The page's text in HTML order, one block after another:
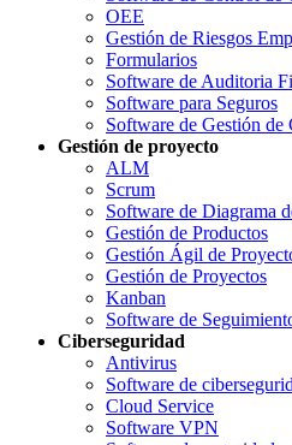
OEE
Gestión de Riesgos
Formularios
Software de Auditoria
Software para Seguros
Software de Gestión de
Gestión de proyecto
ALM
Scrum
Software de Diagrama
Gestión de Productos
Gestión Ágil de
Gestión de Proyectos
Kanban
Software de
Ciberseguridad
Antivirus
Software de
Cloud Service
Software VPN